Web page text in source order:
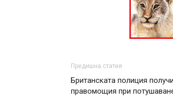
Предишна статия
Британската полиция
правомощия при